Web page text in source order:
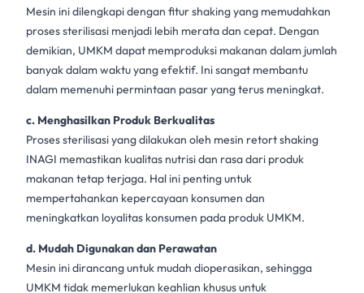
Mesin ini dilengkapi dengan fitur shaking yang memudahkan
proses sterilisasi menjadi lebih merata dan cepat. Dengan
demikian, UMKM dapat memproduksi makanan dalam jumlah
banyak dalam waktu yang efektif. Ini sangat membantu
dalam memenuhi permintaan pasar yang terus meningkat.
c. Menghasilkan Produk Berkualitas
Proses sterilisasiyang dilakukan oleh mesin retort shaking
INAGI memastikan kualitas nutrisi dan rasa dari produk
makanan tetap terjaga. Hal ini penting untuk
mempertahankan kepercayaan konsumen dan
meningkatkan loyalitas konsumen pada produk UMKM.
d. Mudah Digunakan dan Perawatan
Mesin ini dirancang untuk mudah dioperasikan, sehingga
UMKM tidak memerlukan keahlian khusus untuk